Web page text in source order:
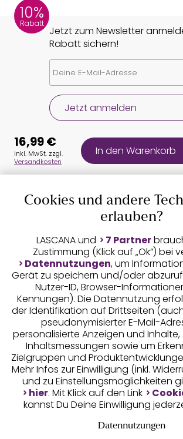
10%
Rabatt
Jetzt zum Newsletter
Rabatt sichern!
Jetzt anmelden
Auszeichnungen
Geprüfte Sicherheit
Unsere Apps
16,99 €
inkl. MwSt. zzgl.
Versandkosten
In den Warenkorb
Cookies und andere
erlauben?
LASCANA und 7 Partner
Zustimmung (Klick auf „Ok”) bei
Datennutzungen, um
Gerät zu speichern und/oder
Nutzer-ID, Browser-
Kennungen). Die Datennutzung
der Identifikation auf Drittseiten
pseudonymisierter E-Mail-
personalisierte Anzeigen und
Inhaltsmessungen sowie um
Zielgruppen und
Mehr Infos zur Einwilligung (inkl.
und zu Einstellungsmöglichkeiten
hier. Mit Klick auf den Link
kannst Du Deine Einwilligung
Datennutzungen